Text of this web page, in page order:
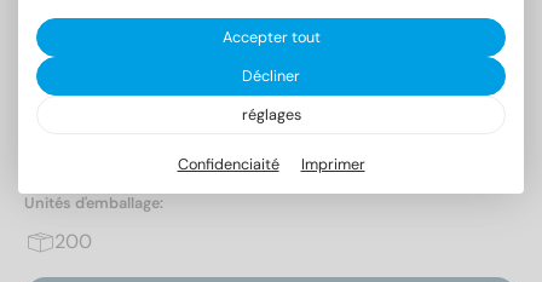
Goupilles cylindriques forme A, tolérance m6
Unités d'emballage:
200
Accepter tout
Décliner
réglages
Confidenciaité Imprimer